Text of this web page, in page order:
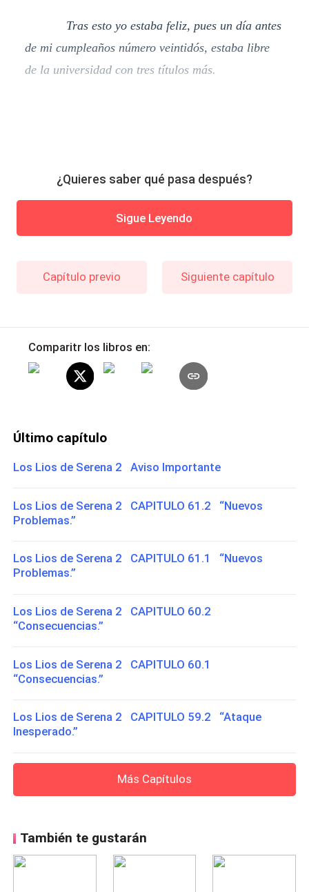
Tras esto yo estaba feliz, pues un día antes
de mi cumpleaños número veintidós, estaba libre
de la universidad con tres títulos más.
¿Quieres saber qué pasa después?
Sigue Leyendo
Capítulo previo Siguiente capítulo
Comparitr los libros en:
Último capítulo
Los Lios de Serena 2 Aviso Importante
Los Lios de Serena 2 CAPITULO 61.2 “Nuevos
Problemas.”
Los Lios de Serena 2 CAPITULO 61.1 “Nuevos
Problemas.”
Los Lios de Serena 2 CAPITULO 60.2
“Consecuencias.”
Los Lios de Serena 2 CAPITULO 60.1
“Consecuencias.”
Los Lios de Serena 2 CAPITULO 59.2 “Ataque
Inesperado.”
Más Capítulos
También te gustarán